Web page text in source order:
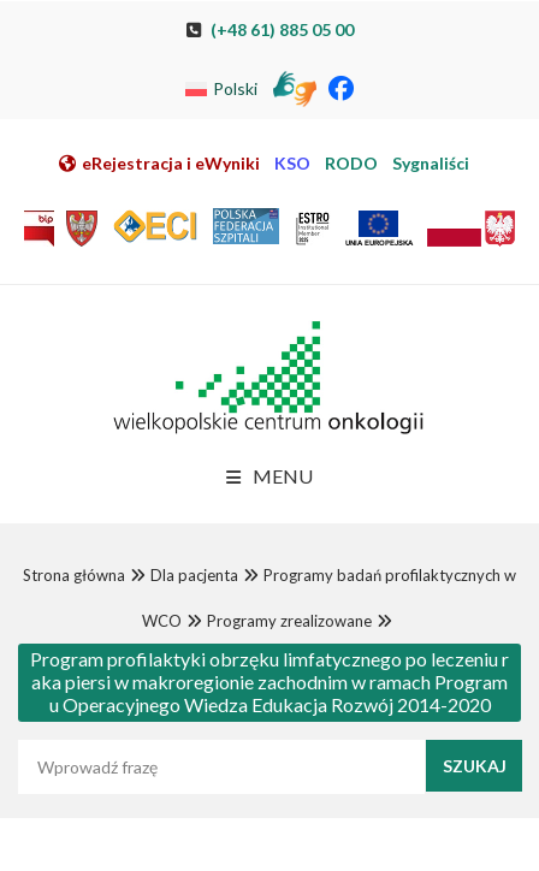
Przeskocz do nawigacji
Przejdź do mapy strony
Przejdź do elektronicznej rejestracji pacjenta
(+48 61) 885 05 00
Polski
eRejestracja i eWyniki KSO RODO Sygnaliści
MENU
Strona główna Dla pacjenta Programy badań profilaktycznych w
WCO Programy zrealizowane
Program profilaktyki obrzęku limfatycznego po leczeniu r
aka piersi w makroregionie zachodnim w ramach Program
u Operacyjnego Wiedza Edukacja Rozwój 2014-2020